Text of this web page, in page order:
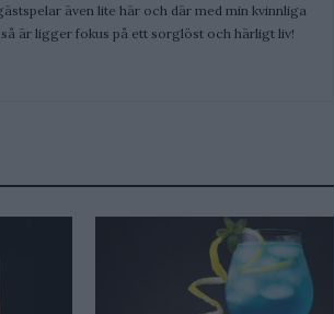
även lite här och där med min kvinnliga
är ligger fokus på ett sorglöst och härligt liv!